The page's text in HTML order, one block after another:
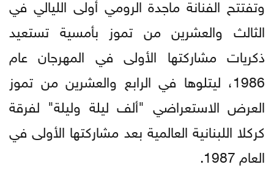
الثالث والعشرين من تموز بأمسية تستعيد
ذكريات مشاركتها الأولى في المهرجان عام
1986، ليتلوها في الرابع والعشرين من تموز
العرض الاستعراضي "ألف ليلة وليلة" لفرقة
كركلا اللبنانية العالمية بعد مشاركتها الأولى في
العام 1987.